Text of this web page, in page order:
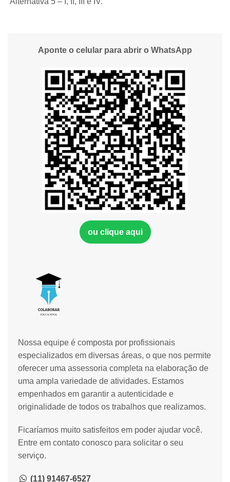
Nossa equipe é composta por profissionais
especializados em diversas áreas, o que nos permite
oferecer uma assessoria completa na elaboração de
uma ampla variedade de atividades. Estamos
empenhados em garantir a autenticidade e
originalidade de todos os trabalhos que realizamos.
Ficaríamos muito satisfeitos em poder ajudar você.
Entre em contato conosco para solicitar o seu
serviço.
(11) 91467-6527
Aponte o celular para abrir o WhatsApp
ou clique aqui